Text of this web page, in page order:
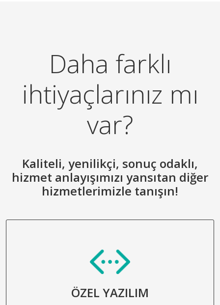
Daha farklı
ihtiyaçlarınız mı
var?
Kaliteli, yenilikçi, sonuç odaklı,
hizmet anlayışımızı yansıtan diğer
hizmetlerimizle tanışın!
ÖZEL YAZILIM